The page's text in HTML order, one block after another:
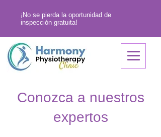
¡No se pierda la oportunidad de
inspección gratuita!
Conozca a nuestros
expertos